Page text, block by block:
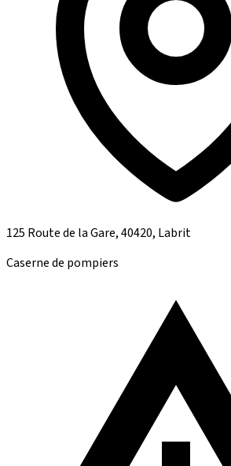
125 Route de la Gare, 40420, Labrit
Caserne de pompiers